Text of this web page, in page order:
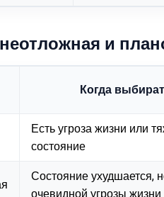
и
Когда
Есть угроза жизни или
состояние
Состояние ухудшается,
очевидной угрозы жизни